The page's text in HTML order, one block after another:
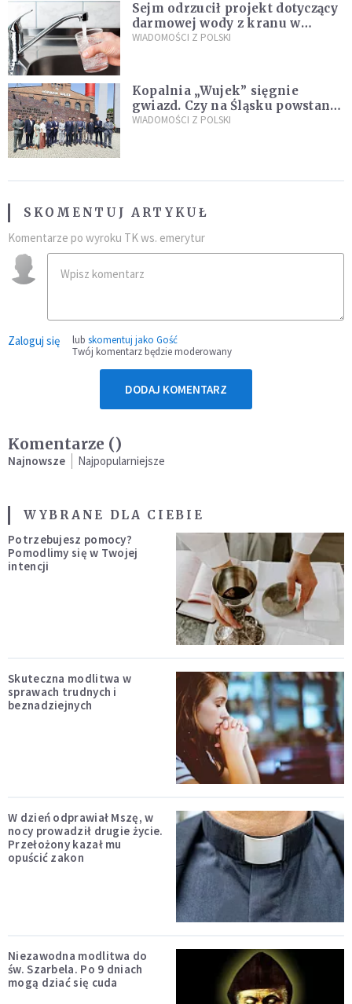
Sejm odrzucił projekt dotyczący
darmowej wody z kranu w
restauracjach
WIADOMOŚCI Z POLSKI
Kopalnia „Wujek” sięgnie
gwiazd. Czy na Śląsku powstanie
„Dolina Krzemowa”?
WIADOMOŚCI Z POLSKI
SKOMENTUJ ARTYKUŁ
Komentarze po wyroku TK ws. emerytur
Zaloguj się lub skomentuj jako Gość
Twój komentarz będzie moderowany
DODAJ KOMENTARZ
Komentarze ()
Najnowsze Najpopularniejsze
WYBRANE DLA CIEBIE
Potrzebujesz pomocy?
Pomodlimy się w Twojej
intencji
Skuteczna modlitwa w
sprawach trudnych i
beznadziejnych
W dzień odprawiał Mszę, w
nocy prowadził drugie życie.
Przełożony kazał mu
opuścić zakon
Niezawodna modlitwa do
św. Szarbela. Po 9 dniach
mogą dziać się cuda